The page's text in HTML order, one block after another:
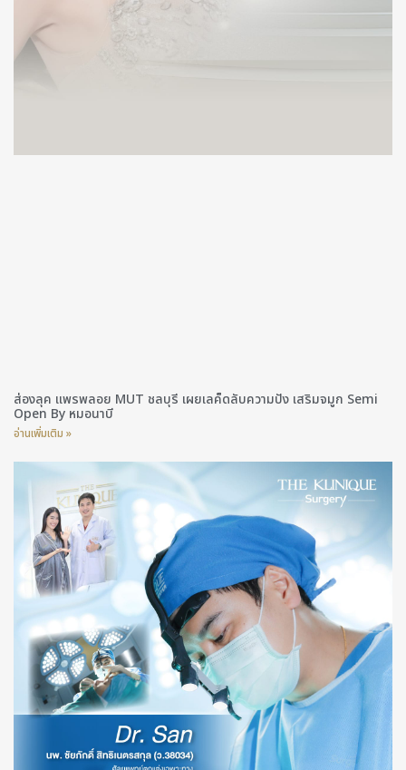
ส่องลุค แพรพลอย MUT ชลบุรี เผยเลค็ดลับความปัง เสริมจมูก Semi
Open By หมอนาบี
อ่านเพิ่มเติม »